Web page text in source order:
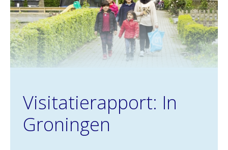
Visitatierapport: In
Groningen